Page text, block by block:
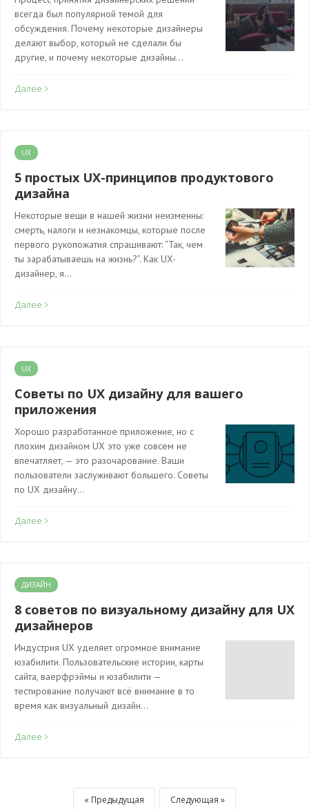
всегда был популярной темой для
обсуждения. Почему некоторые дизайнеры
делают выбор, который не сделали бы
другие, и почему некоторые дизайны…
Далее
UX
5 простых UX-принципов продуктового
дизайна
Некоторые вещи в нашей жизни неизменны:
смерть, налоги и незнакомцы, которые после
первого рукопожатия спрашивают: “Так, чем
ты зарабатываешь на жизнь?”. Как UX-
дизайнер, я…
Далее
UX
Советы по UX дизайну для вашего
приложения
Хорошо разработанное приложение, но с
плохим дизайном UX это уже совсем не
впечатляет, — это разочарование. Ваши
пользователи заслуживают большего. Советы
по UX дизайну…
Далее
ДИЗАЙН
8 советов по визуальному дизайну для UX
дизайнеров
Индустрия UX уделяет огромное внимание
юзабилити. Пользовательские истории, карты
сайта, ваерфрэймы и юзабилити —
тестирование получают всё внимание в то
время как визуальный дизайн…
Далее
Предыдущая Следующая